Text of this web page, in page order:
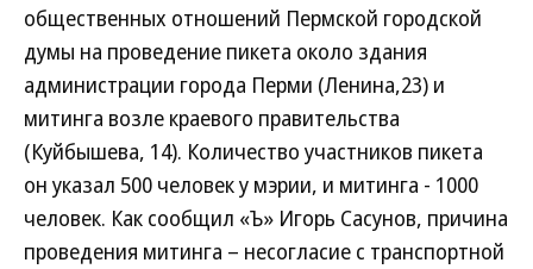
общественных отношений Пермской городской
думы на проведение пикета около здания
администрации города Перми (Ленина,23) и
митинга возле краевого правительства
(Куйбышева, 14). Количество участников пикета
он указал 500 человек у мэрии, и митинга - 1000
человек. Как сообщил «Ъ» Игорь Сасунов, причина
проведения митинга – несогласие с транспортной